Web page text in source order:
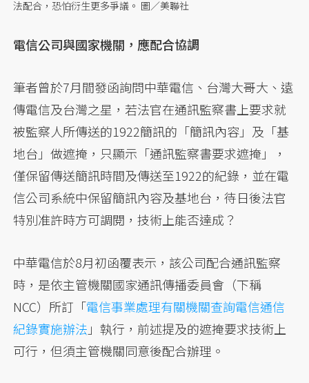
法配合，恐怕衍生更多爭議。 圖／美聯社
電信公司與國家機關，應配合協調
筆者曾於7月間發函詢問中華電信、台灣大哥大、遠
傳電信及台灣之星，若法官在通訊監察書上要求就
被監察人所傳送的1922簡訊的「簡訊內容」及「基
地台」做遮掩，只顯示「通訊監察書要求遮掩」，
僅保留傳送簡訊時間及傳送至1922的紀錄，並在電
信公司系統中保留簡訊內容及基地台，待日後法官
特別准許時方可調閱，技術上能否達成？
中華電信於8月初函覆表示，該公司配合通訊監察
時，是依主管機關國家通訊傳播委員會（下稱
NCC）所訂「電信事業處理有關機關查詢電信通信
紀錄實施辦法 」執行，前述提及的遮掩要求技術上
可行，但須主管機關同意後配合辦理。